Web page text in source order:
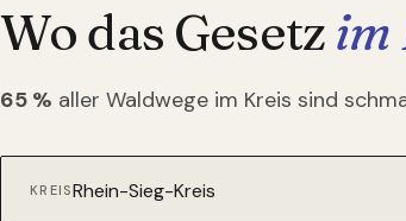
Wo das Gesetzim
65 % aller Waldwege im Kreis sind
KREIS